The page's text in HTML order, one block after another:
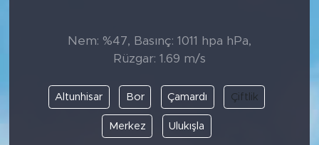
Nem: %47, Basınç: 1011 hpa hPa,
Rüzgar: 1.69 m/s
Altunhisar Bor Çamardı Çiftlik
Merkez Ulukışla
YAZARLAR
POLİTİKA